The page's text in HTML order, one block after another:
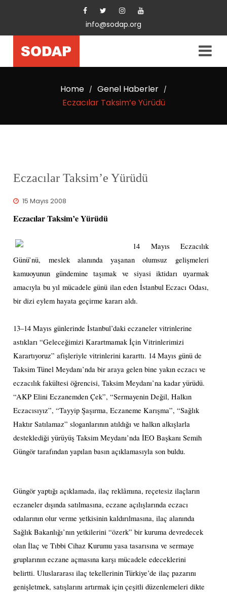
info@sodap.org
Home / Genel Haberler /
Eczacılar Taksim’e Yürüdü
Eczacılar Taksim’e Yürüdü
15 Mayıs 2008
Eczacılar Taksim’e Yürüdü
14 Mayıs Eczacılık
Günü’nü, meslek alanında yaşanan olumsuz gelişmeleri
kamuoyunun gündemine taşımak ve siyasi iktidarı uyarmak
amacıyla bu yıl mücadele günü ilan eden İstanbul Eczacı Odası,
bir dizi eylem hayata geçirme kararı aldı.
13–14 Mayıs günlerinde İstanbul’daki eczaneler vitrinlerine
astıkları “Geleceğimizi Karartmamak İçin Vitrinlerimizi
Karartıyoruz” afişleriyle vitrinlerini kararttı. 14 Mayıs günü de
Taksim Tünel Meydanı’nda bir araya gelen bine yakın eczacı ve
eczacılık fakültesi öğrencisi, Taksim Meydanı’na kadar yürüdü.
“AKP Elini Eczanemden Çek”, “Sermayenin Değil, Halkın
Eczacısıyız”, “Tayyip Şaşırma, Eczaneme Karışma”, “Sağlık
Haktır Satılamaz” sloganlarının atıldığı ve halkın alkışlarla
desteklediği yürüyüş Taksim Meydanı’nda İEO Başkanı Semih
Güngör tarafından yapılan basın açıklamasıyla son buldu.
Güngör yaptığı açıklamada, ilaç reklâmına, reçetesiz ilaçların
eczaneler dışında satılmasına, eczane açılışlarında eczacı
odalarının olur verme yetkisinin kaldırılmasına, ilaç alanında
Sağlık Bakanlığı’nın yetkilerini “özerk” bir kuruma devredecek
olan İlaç ve Tıbbi Cihaz Kurumu yasa tasarısına ve sermaye
gruplarının eczane açmasına karşı mücadele edeceklerini
belirtti. Uluslararası ilaç tekellerinin Türkiye’de ilaç pazarını
genişletmek, satışlarını artırmak için çeşitli düzenlemeleri dikte